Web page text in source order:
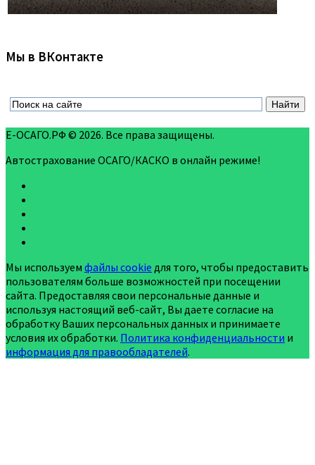
Мы в ВКонтакте
Е-ОСАГО.РФ © 2026. Все права защищены.
Автострахование ОСАГО/КАСКО в онлайн режиме!
Мы используем файлы cookie для того, чтобы предоставить
пользователям больше возможностей при посещении
сайта. Предоставляя свои персональные данные и
используя настоящий веб-сайт, Вы даете согласие на
обработку Ваших персональных данных и принимаете
условия их обработки. Политика конфиденциальности и
информация для правообладателей.